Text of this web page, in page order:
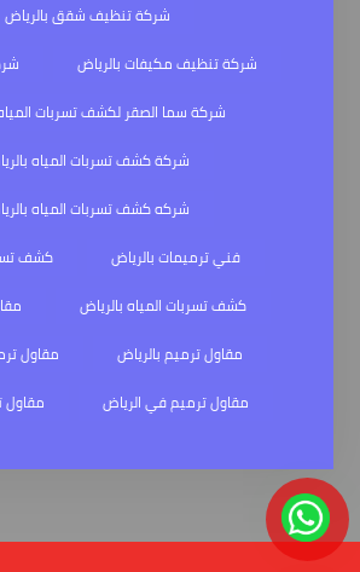
شركة تنظيف شقق بالرياض
شركة تنظيف مكيفات بالرياض
شركة سما الصقر لكشف تسربات
شركة كشف تسربات المياه
شركه كشف تسربات المياه
فني ترميمات بالرياض
كشف
كشف تسربات المياه بالرياض
مقاول ترميم بالرياض
مقاول
مقاول ترميم في الرياض
مقاول